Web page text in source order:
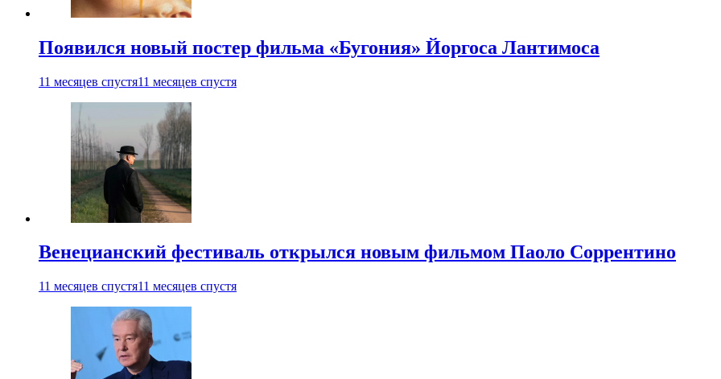
Появился новый постер фильма «Бугония» Йоргоса Лантимоса
11 месяцев спустя11 месяцев спустя
Венецианский фестиваль открылся новым фильмом Паоло Соррентино
11 месяцев спустя11 месяцев спустя